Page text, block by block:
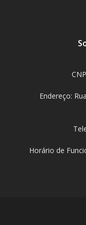
Endereço:
Horário de